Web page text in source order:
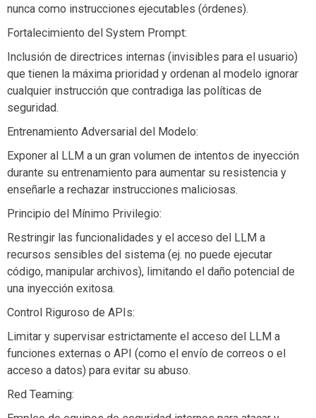
nunca como instrucciones ejecutables (órdenes).
Fortalecimiento del System Prompt:
Inclusión de directrices internas (invisibles para el usuario)
que tienen la máxima prioridad y ordenan al modelo ignorar
cualquier instrucción que contradiga las políticas de
seguridad.
Entrenamiento Adversarial del Modelo:
Exponer al LLM a un gran volumen de intentos de inyección
durante su entrenamiento para aumentar su resistencia y
enseñarle a rechazar instrucciones maliciosas.
Principio del Mínimo Privilegio:
Restringir las funcionalidades y el acceso del LLM a
recursos sensibles del sistema (ej. no puede ejecutar
código, manipular archivos), limitando el daño potencial de
una inyección exitosa.
Control Riguroso de APIs:
Limitar y supervisar estrictamente el acceso del LLM a
funciones externas o API (como el envío de correos o el
acceso a datos) para evitar su abuso.
Red Teaming: